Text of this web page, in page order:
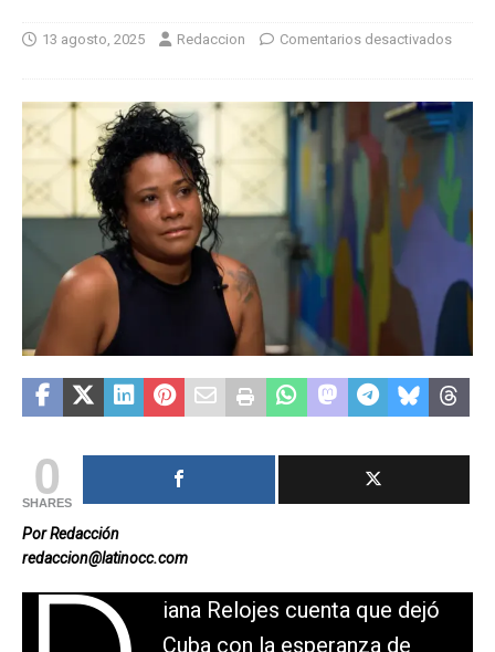
13 agosto, 2025 Redaccion Comentarios desactivados
0
SHARES
Por Redacción
redaccion@latinocc.com
iana Relojes cuenta que dejó
Cuba con la esperanza de